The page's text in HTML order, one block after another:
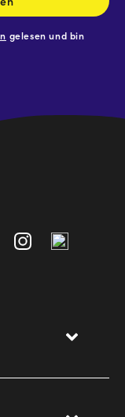
gelesen und bin